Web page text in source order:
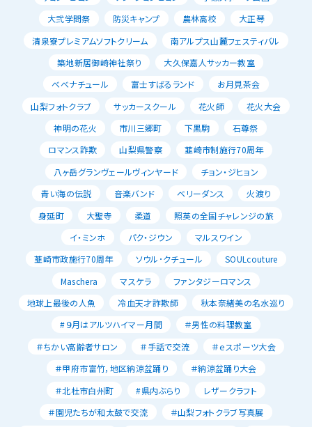
大弐学問祭
防災キャンプ 農林高校
大正琴
清泉寮プレミアムソフトクリーム
南アルプス山麓フェスティバル
築地新居御崎神社祭り
大久保嘉人サッカー教室
べべナチュール
富士すばるランド
お月見茶会
山梨フォトクラブ
サッカースクール 花火師
花火大会
神明の花火
市川三郷町 下黒駒
石尊祭
ロマンス詐欺
山梨県警察
韮崎市制施行70周年
八ヶ岳グランヴェールヴィンヤード
チョン・ジヒョン
青い海の伝説
音楽バンド ベリーダンス
火渡り
身延町
大聖寺 柔道
照英の全国チャレンジの旅
イ・ミンホ
パク・ジウン
マルスワイン
韮崎市政施行70周年
ソウル･クチュール
SOULcouture
Maschera
マスケラ
ファンタジーロマンス
地球上最後の人魚
冷血天才詐欺師
秋本奈緒美の名水巡り
#９月はアルツハイマー月間
＃男性の料理教室
＃ちかい高齢者サロン
＃手話で交流
＃ｅスポーツ大会
＃甲府市富竹，地区納涼盆踊り
＃納涼盆踊り大会
＃北杜市白州町
#県内ぶらり
レザークラフト
＃園児たちが和太鼓で交流
＃山梨フォトクラブ写真展